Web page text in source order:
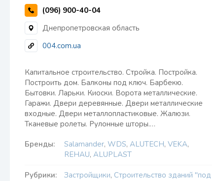
(096) 900-40-04
Днепропетровская область
004.com.ua
Капитальное строительство. Стройка. Постройка.
Построить дом. Балконы под ключ. Барбекю.
Бытовки. Ларьки. Киоски. Ворота металлические.
Гаражи. Двери деревянные. Двери металлические
входные. Двери металлопластиковые. Жалюзи.
Тканевые ролеты. Рулонные шторы.…
Бренды: Salamander, WDS, ALUTECH, VEKA,
REHAU, ALUPLAST
Рубрики: Застройщики, Строительство зданий "под